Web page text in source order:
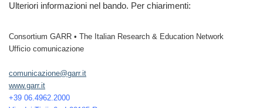
Ulteriori informazioni nel bando. Per chiarimenti:
Consortium GARR • The Italian Research & Education Network
Ufficio comunicazione
comunicazione@garr.it
www.garr.it
+39 06.4962.2000